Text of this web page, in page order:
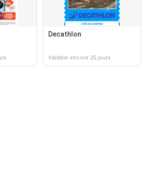
Decathlon
Valable encore 25 jours